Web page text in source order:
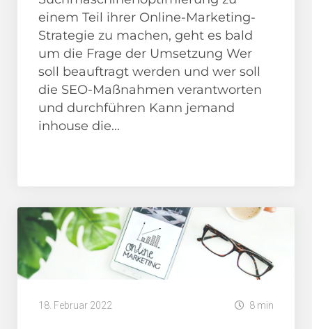
einem Teil ihrer Online-Marketing-
Strategie zu machen, geht es bald
um die Frage der Umsetzung Wer
soll beauftragt werden und wer soll
die SEO-Maßnahmen verantworten
und durchführen Kann jemand
inhouse die...
18. Februar 2022 8 min